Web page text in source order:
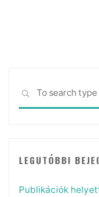
SEARCH
LEGUTÓBBI
Publikációk